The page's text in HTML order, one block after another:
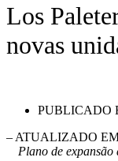
Los
novas
PUBLICADO
– ATUALIZADO EM
Plano de